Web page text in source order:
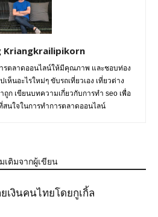
Kriangkrailipikorn
รตลาดออนไลน์ให้มีคุณภาพ และชอบท่อง
ห็นอะไรใหม่ๆ ขับรถเที่ยวเอง เที่ยวต่าง
ถูก เขียนบทความเกี่ยวกับการทำ seo เพื่อ
นใจในการทำการตลาดออนไลน์
เติมจากผู้เขียน
เงินคนไทยโดยกูเกิ้ล